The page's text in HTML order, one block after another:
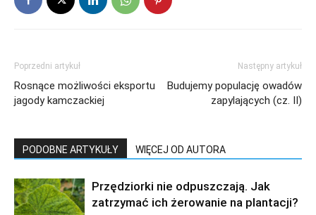
Poprzedni artykuł
Rosnące możliwości eksportu
jagody kamczackiej
Następny artykuł
Budujemy populację owadów
zapylających (cz. II)
PODOBNE ARTYKUŁY WIĘCEJ OD AUTORA
Przędziorki nie odpuszczają. Jak
zatrzymać ich żerowanie na plantacji?